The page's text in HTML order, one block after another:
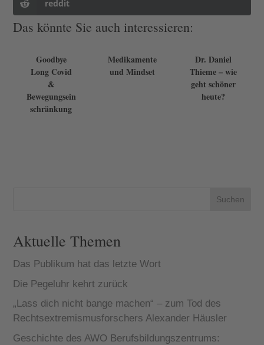
reddit
Das könnte Sie auch interessieren:
Goodbye
Long Covid
&
Bewegungsein
schränkung
Medikamente
und Mindset
Dr. Daniel
Thieme – wie
geht schöner
heute?
Suchen
Aktuelle Themen
Das Publikum hat das letzte Wort
Die Pegeluhr kehrt zurück
„Lass dich nicht bange machen“ – zum Tod des
Rechtsextremismusforschers Alexander Häusler
Geschichte des AWO Berufsbildungszentrums: